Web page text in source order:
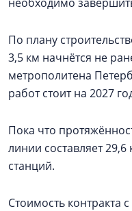
По плану
3,5 км начнётся не
метрополитена
работ стоит на 2027
Пока что
линии составляет
станций.
Стоимость контракта